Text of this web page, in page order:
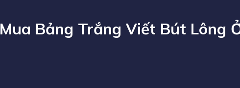
Mua Bảng Trắng Viết Bút Lông